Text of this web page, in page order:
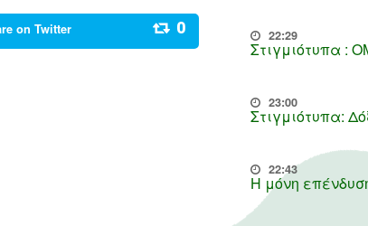
on Twitter 0 22:29
Στιγμιότυπα :
23:00
Στιγμιότυπα:
22:43
Η μόνη